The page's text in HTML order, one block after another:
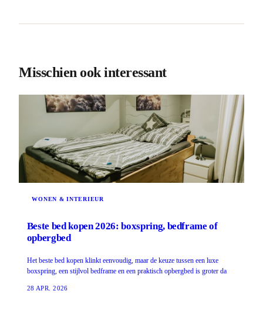
Misschien ook interessant
WONEN & INTERIEUR
Beste bed kopen 2026: boxspring, bedframe of
opbergbed
Het beste bed kopen klinkt eenvoudig, maar de keuze tussen een luxe
boxspring, een stijlvol bedframe en een praktisch opbergbed is groter da
28 APR. 2026